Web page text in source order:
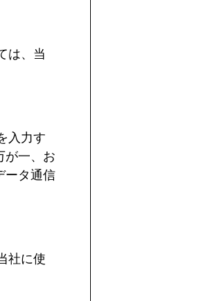
は、当
入力す
が一、お
ータ通信
社に使